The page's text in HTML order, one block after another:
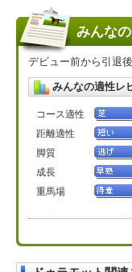
みんな
デビュー前から引退
みんなの適性レ
コース適性
距離適性
脚質
成長
重馬場